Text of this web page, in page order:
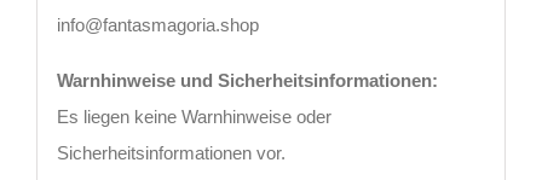
info@fantasmagoria.shop
Warnhinweise und Sicherheitsinformationen:
Es liegen keine Warnhinweise oder
Sicherheitsinformationen vor.